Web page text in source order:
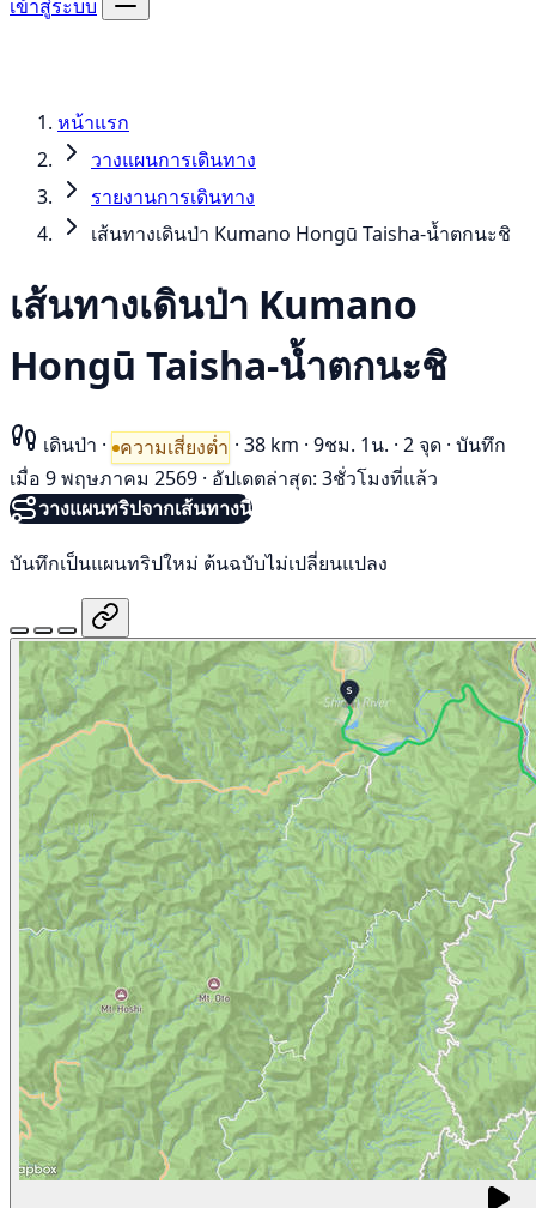
เข้าสู่ระบบ
หน้าแรก
วางแผนการเดินทาง
รายงานการเดินทาง
เส้นทางเดินป่า Kumano Hongū Taisha-น้ำตกนะชิ
เส้นทางเดินป่า Kumano
Hongū Taisha-น้ำตกนะชิ
เดินป่า · ความเสี่ยงต่ำ · 38 km · 9ชม. 1น. · 2 จุด · บันทึก
เมื่อ 9 พฤษภาคม 2569 · อัปเดตล่าสุด: 3ชั่วโมงที่แล้ว
วางแผนทริปจากเส้นทางนี้
บันทึกเป็นแผนทริปใหม่ ต้นฉบับไม่เปลี่ยนแปลง